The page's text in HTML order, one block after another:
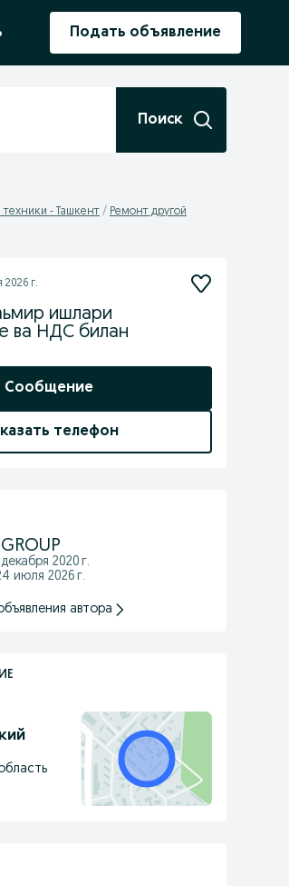
Подать объявление
Поиск
техники - Ташкент
Ремонт другой
2026 г.
ишлари
ва НДС билан
Сообщение
телефон
декабря 2020 г.
июля 2026 г.
автора